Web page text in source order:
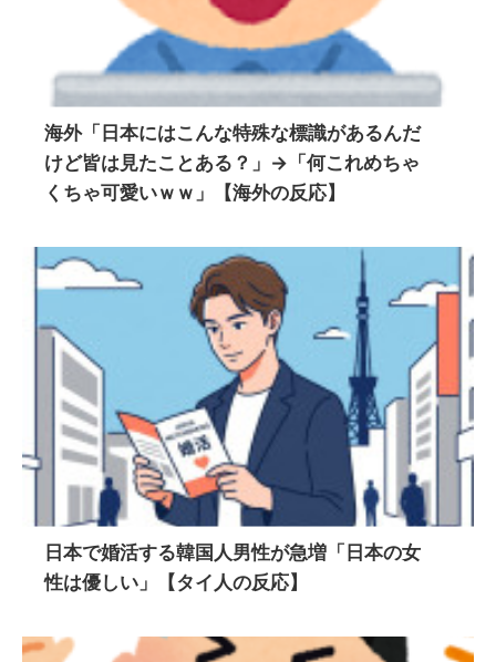
海外「日本にはこんな特殊な標識があるんだ
けど皆は見たことある？」→「何これめちゃ
くちゃ可愛いｗｗ」【海外の反応】
日本で婚活する韓国人男性が急増「日本の女
性は優しい」【タイ人の反応】